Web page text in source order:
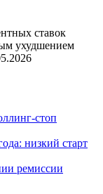
ставок
ухудшением
стоп
низкий старт
ремиссии